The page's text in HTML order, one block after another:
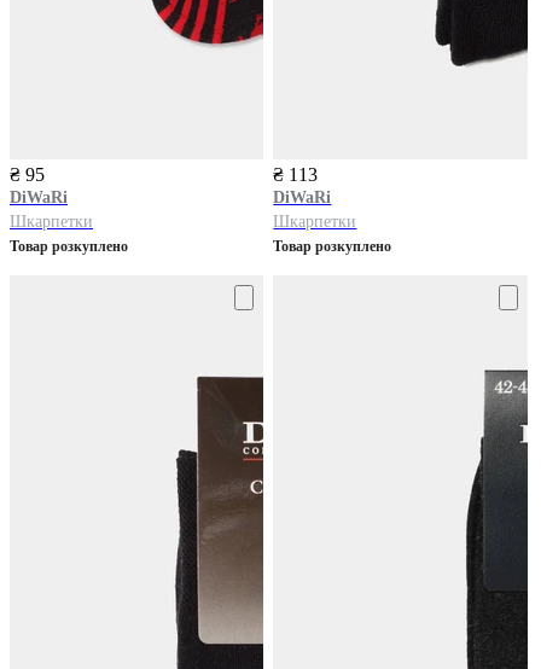
₴ 95
DiWaRi
Шкарпетки
Товар розкуплено
₴ 113
DiWaRi
Шкарпетки
Товар розкуплено